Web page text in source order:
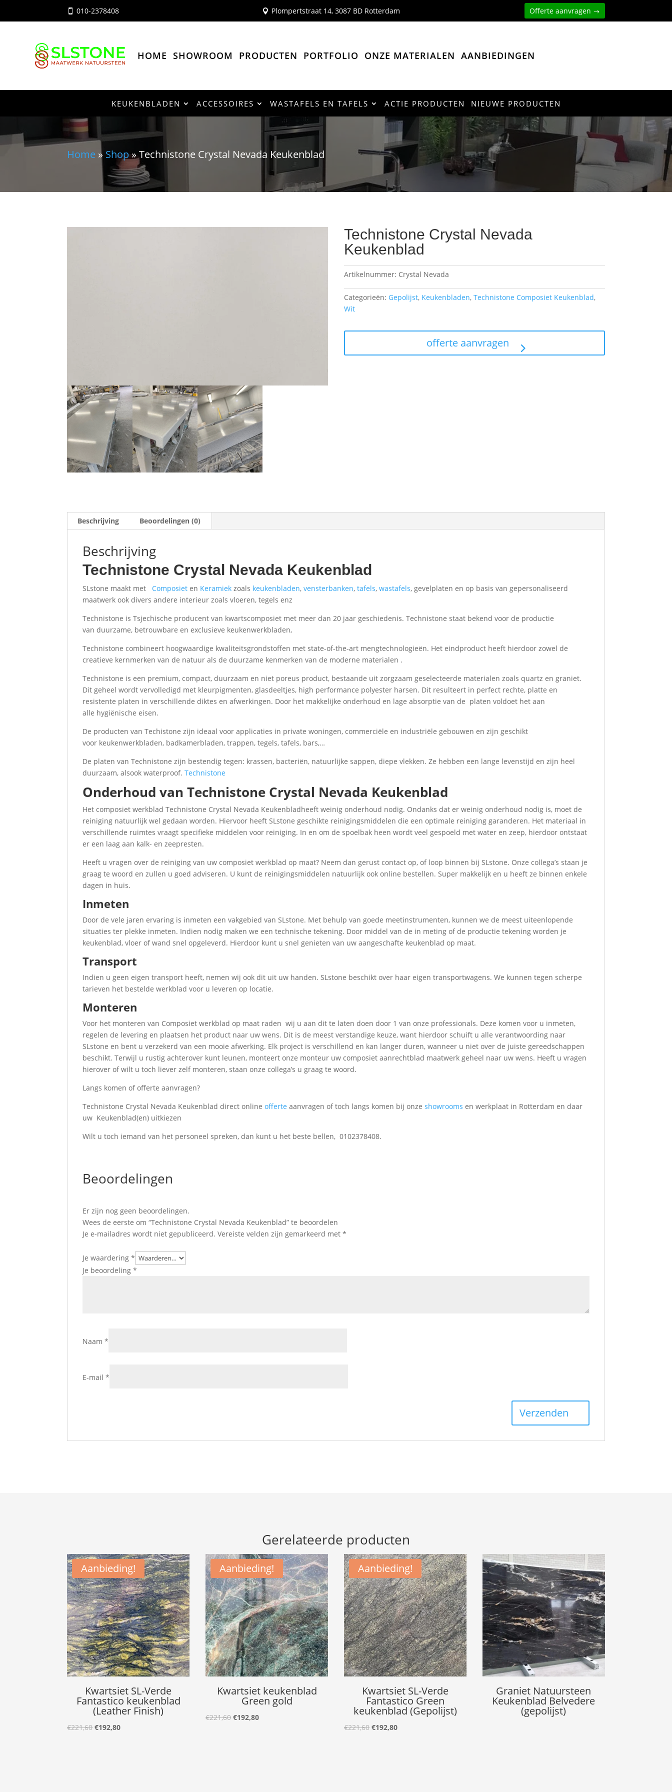
 010-2378408  Plompertstraat 14, 3087 BD Rotterdam Offerte aanvragen
HOME SHOWROOM PRODUCTEN PORTFOLIO ONZE MATERIALEN AANBIEDINGEN
KEUKENBLADEN ACCESSOIRES WASTAFELS EN TAFELS ACTIE PRODUCTEN NIEUWE PRODUCTEN
Home » Shop»Technistone Crystal Nevada Keukenblad
Technistone Crystal Nevada
Keukenblad
Artikelnummer: Crystal Nevada
Categorieën: Gepolijst, Keukenbladen,Technistone Composiet Keukenblad,
Wit
offerte aanvragen
Beschrijving Beoordelingen (0)
Beschrijving
Technistone Crystal Nevada Keukenblad
SLstone maakt met Composiet en Keramiek zoals keukenbladen,vensterbanken,tafels,wastafels, gevelplaten en op basis van gepersonaliseerd
maatwerk ook divers andere interieur zoals vloeren, tegels enz
Technistone is Tsjechische producent van kwartscomposiet met meer dan 20 jaar geschiedenis. Technistone staat bekend voor de productie
van duurzame, betrouwbare en exclusieve keukenwerkbladen,
Technistone combineert hoogwaardige kwaliteitsgrondstoffen met state-of-the-art mengtechnologieën. Het eindproduct heeft hierdoor zowel de
creatieve kernmerken van de natuur als de duurzame kenmerken van de moderne materialen .
Technistone is een premium, compact, duurzaam en niet poreus product, bestaande uit zorgzaam geselecteerde materialen zoals quartz en graniet.
Dit geheel wordt vervolledigd met kleurpigmenten, glasdeeltjes, high performance polyester harsen. Dit resulteert in perfect rechte, platte en
resistente platen in verschillende diktes en afwerkingen. Door het makkelijke onderhoud en lage absorptie van de platen voldoet het aan
alle hygiënische eisen.
De producten van Techistone zijn ideaal voor applicaties in private woningen, commerciële en industriële gebouwen en zijn geschikt
voor keukenwerkbladen, badkamerbladen, trappen, tegels, tafels, bars,…
De platen van Technistone zijn bestendig tegen: krassen, bacteriën, natuurlijke sappen, diepe vlekken. Ze hebben een lange levenstijd en zijn heel
duurzaam, alsook waterproof.Technistone
Onderhoud van Technistone Crystal Nevada Keukenblad
Het composiet werkblad Technistone Crystal Nevada Keukenbladheeft weinig onderhoud nodig. Ondanks dat er weinig onderhoud nodig is, moet de
reiniging natuurlijk wel gedaan worden. Hiervoor heeft SLstone geschikte reinigingsmiddelen die een optimale reiniging garanderen. Het materiaal in
verschillende ruimtes vraagt specifieke middelen voor reiniging. In en om de spoelbak heen wordt veel gespoeld met water en zeep, hierdoor ontstaat
er een laag aan kalk- en zeepresten.
Heeft u vragen over de reiniging van uw composiet werkblad op maat? Neem dan gerust contact op, of loop binnen bij SLstone. Onze collega’s staan je
graag te woord en zullen u goed adviseren. U kunt de reinigingsmiddelen natuurlijk ook online bestellen. Super makkelijk en u heeft ze binnen enkele
dagen in huis.
Inmeten
Door de vele jaren ervaring is inmeten een vakgebied van SLstone. Met behulp van goede meetinstrumenten, kunnen we de meest uiteenlopende
situaties ter plekke inmeten. Indien nodig maken we een technische tekening. Door middel van de in meting of de productie tekening worden je
keukenblad, vloer of wand snel opgeleverd. Hierdoor kunt u snel genieten van uw aangeschafte keukenblad op maat.
Transport
Indien u geen eigen transport heeft, nemen wij ook dit uit uw handen. SLstone beschikt over haar eigen transportwagens. We kunnen tegen scherpe
tarieven het bestelde werkblad voor u leveren op locatie.
Monteren
Voor het monteren van Composiet werkblad op maat raden wij u aan dit te laten doen door 1 van onze professionals. Deze komen voor u inmeten,
regelen de levering en plaatsen het product naar uw wens. Dit is de meest verstandige keuze, want hierdoor schuift u alle verantwoording naar
SLstone en bent u verzekerd van een mooie afwerking. Elk project is verschillend en kan langer duren, wanneer u niet over de juiste gereedschappen
beschikt. Terwijl u rustig achterover kunt leunen, monteert onze monteur uw composiet aanrechtblad maatwerk geheel naar uw wens. Heeft u vragen
hierover of wilt u toch liever zelf monteren, staan onze collega’s u graag te woord.
Langs komen of offerte aanvragen?
Technistone Crystal Nevada Keukenblad direct onlineofferte aanvragen of toch langs komen bij onzeshowrooms en werkplaat in Rotterdam en daar
uw Keukenblad(en) uitkiezen
Wilt u toch iemand van het personeel spreken, dan kunt u het beste bellen, 0102378408.
Beoordelingen
Er zijn nog geen beoordelingen.
Wees de eerste om “Technistone Crystal Nevada Keukenblad” te beoordelen
Je e-mailadres wordt niet gepubliceerd. Vereiste velden zijn gemarkeerd met*
Je waardering*
Je beoordeling*
Naam*
E-mail*
Gerelateerde producten
Aanbieding!
Kwartsiet SL-Verde
Fantastico keukenblad
(Leather Finish)
€221,60Oorspronkelijke
€192,80Huidige
Aanbieding!
Kwartsiet keukenblad
Green gold
€221,60 Oorspronkelijke
€192,80Huidige
Aanbieding!
Kwartsiet SL-Verde
Fantastico Green
keukenblad (Gepolijst)
€221,60 Oorspronkelijke
€192,80Huidige
Graniet Natuursteen
Keukenblad Belvedere
(gepolijst)